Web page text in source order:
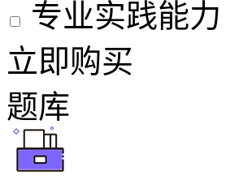
专业实践能力
立即购买
题库